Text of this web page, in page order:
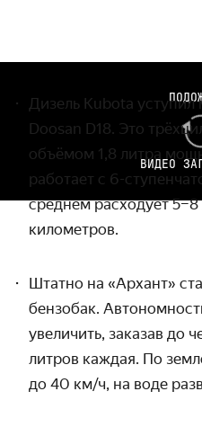
ВИДЕО
Дизель Kubota
Doosan D18. Это
объёмом 1,8 литра
работает с 6-
среднем расходует
километров.
Штатно на «Архант»
бензобак.
увеличить, заказав до
литров каждая. По
до 40 км/ч, на воде